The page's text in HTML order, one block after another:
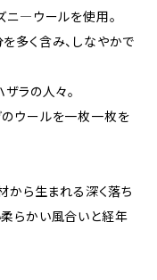
ニ―ウールを使用。
多く含み、しなやかで
ラの人々。
ウールを一枚一枚を
から生まれる深く落ち
らかい風合いと経年